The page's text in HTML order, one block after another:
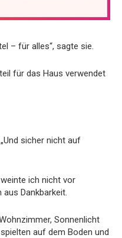
– für alles“, sagte sie.
für das Haus verwendet
sicher nicht auf
ich nicht vor
Dankbarkeit.
Sonnenlicht
auf dem Boden und